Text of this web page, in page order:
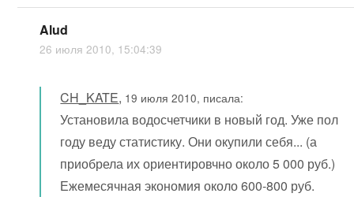
Alud
26 июля 2010, 15:04:39
CH_KATE, 19 июля 2010, писала:
Установила водосчетчики в новый год. Уже пол
году веду статистику. Они окупили себя... (а
приобрела их ориентировчно около 5 000 руб.)
Ежемесячная экономия около 600-800 руб.